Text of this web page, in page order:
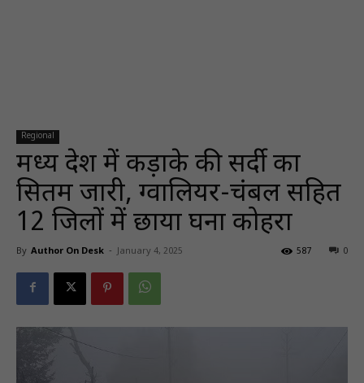
Regional
मध्‍य प्रदेश में कड़ाके की सर्दी का
सितम जारी, ग्वालियर-चंबल सहित
12 जिलों में छाया घना कोहरा
By Author On Desk - January 4, 2025 0
587